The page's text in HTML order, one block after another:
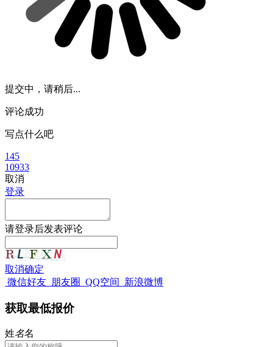
提交中，请稍后...
评论成功
写点什么吧
145
10933
取消
登录
请登录后发表评论
取消确定
微信好友 朋友圈 QQ空间 新浪微博
获取最低报价
姓名名